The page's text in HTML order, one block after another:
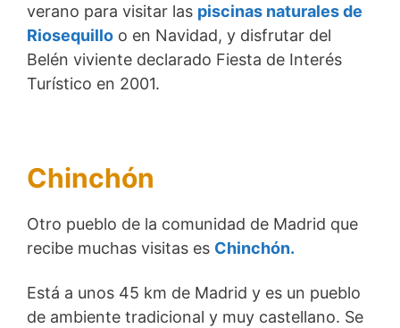
verano para visitar las piscinas naturales de
Riosequillo o en Navidad, y disfrutar del
Belén viviente declarado Fiesta de Interés
Turístico en 2001.
Chinchón
Otro pueblo de la comunidad de Madrid que
recibe muchas visitas es Chinchón.
Está a unos 45 km de Madrid y es un pueblo
de ambiente tradicional y muy castellano. Se